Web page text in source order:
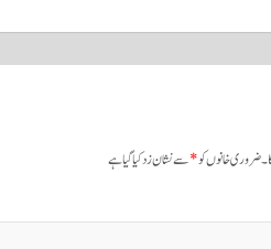
ضروری خانوں کو*سے نشان زد کیا گیا ہے